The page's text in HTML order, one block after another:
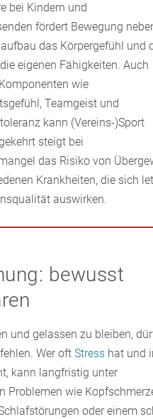
bei Kindern und
fördert Bewegung
das Körpergefühl und
eigenen Fähigkeiten. Auch
wie
Teamgeist und
kann (Vereins-)Sport
steigt bei
das Risiko von
Krankheiten, die sich
auswirken.
bewusst
und gelassen zu bleiben,
Wer oft Stress hat und
kann langfristig unter
Problemen wie
oder einem